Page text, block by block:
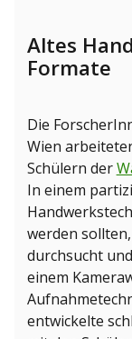
Altes
Formate
Die
Wien
Schülern der
In einem
werden
durchsucht
einem
entwickelte